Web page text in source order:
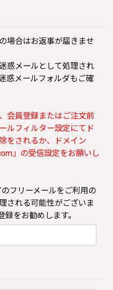
場合はお返事が届きませ
惑メールとして処理され
惑メールフォルダもご確
会員登録またはご注文前
ルフィルター設定にてド
をされるか、ドメイン
」の受信設定をお願いし
フリーメールをご利用の
される可能性がございま
をお勧めします。